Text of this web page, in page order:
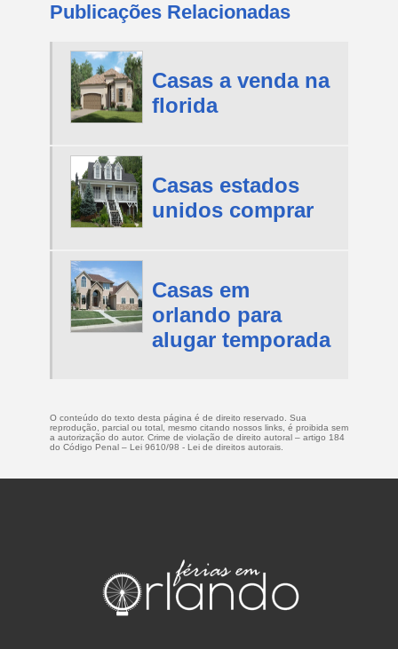
Publicações Relacionadas
Casas a venda na
florida
Casas estados
unidos comprar
Casas em
orlando para
alugar temporada
O conteúdo do texto desta página é de direito reservado. Sua
reprodução, parcial ou total, mesmo citando nossos links, é proibida sem
a autorização do autor. Crime de violação de direito autoral – artigo 184
do Código Penal – Lei 9610/98 - Lei de direitos autorais